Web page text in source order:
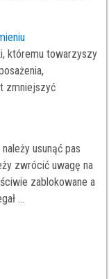
któremu towarzyszy
zmniejszyć
usunąć pas
zwrócić uwagę na
zablokowane a
...